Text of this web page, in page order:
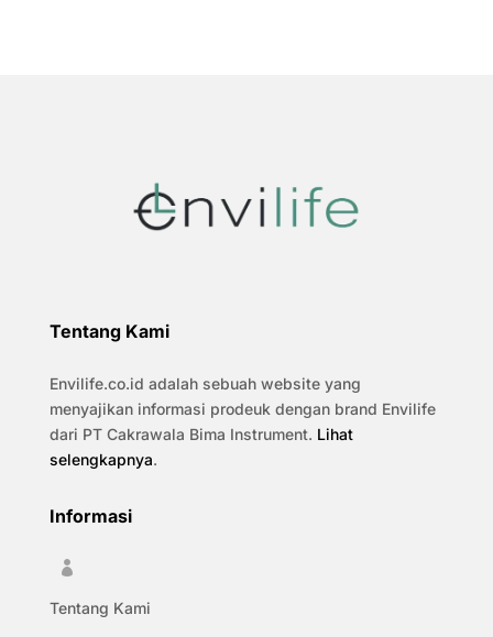
Tentang Kami
Envilife.co.id adalah sebuah website yang
menyajikan informasi prodeuk dengan brand Envilife
dari PT Cakrawala Bima Instrument. Lihat
selengkapnya.
Informasi

Tentang Kami